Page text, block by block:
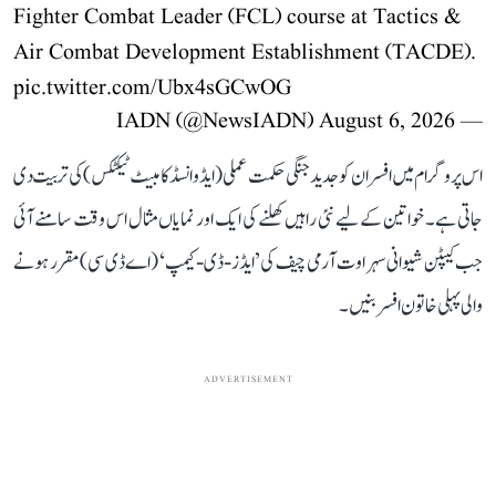
Fighter Combat Leader (FCL) course at Tactics &
Air Combat Development Establishment (TACDE).
pic.twitter.com/Ubx4sGCwOG
— IADN (@NewsIADN)
August 6, 2026
اس پروگرام میں افسران کو جدید جنگی حکمت عملی (ایڈوانسڈ کامبیٹ ٹیکٹکس) کی تربیت دی
جاتی ہے۔ خواتین کے لیے نئی راہیں کھلنے کی ایک اور نمایاں مثال اس وقت سامنے آئی
جب کیپٹن شیوانی سہراوت آرمی چیف کی ’ایڈز-ڈی-کیمپ‘ (اے ڈی سی) مقرر ہونے
والی پہلی خاتون افسر بنیں۔
ADVERTISEMENT